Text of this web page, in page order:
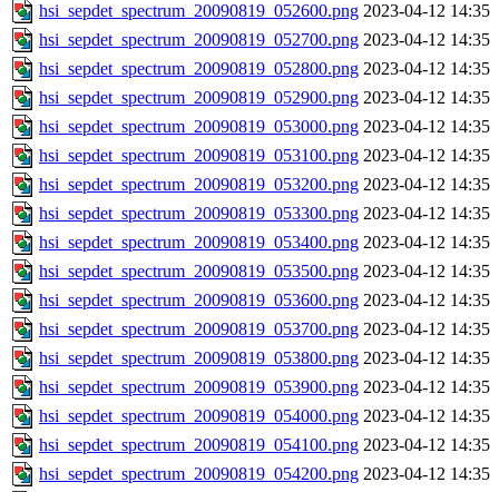
hsi_sepdet_spectrum_20090819_052600.png 2023-04-12 14:35
hsi_sepdet_spectrum_20090819_052700.png 2023-04-12 14:35
hsi_sepdet_spectrum_20090819_052800.png 2023-04-12 14:35
hsi_sepdet_spectrum_20090819_052900.png 2023-04-12 14:35
hsi_sepdet_spectrum_20090819_053000.png 2023-04-12 14:35
hsi_sepdet_spectrum_20090819_053100.png 2023-04-12 14:35
hsi_sepdet_spectrum_20090819_053200.png 2023-04-12 14:35
hsi_sepdet_spectrum_20090819_053300.png 2023-04-12 14:35
hsi_sepdet_spectrum_20090819_053400.png 2023-04-12 14:35
hsi_sepdet_spectrum_20090819_053500.png 2023-04-12 14:35
hsi_sepdet_spectrum_20090819_053600.png 2023-04-12 14:35
hsi_sepdet_spectrum_20090819_053700.png 2023-04-12 14:35
hsi_sepdet_spectrum_20090819_053800.png 2023-04-12 14:35
hsi_sepdet_spectrum_20090819_053900.png 2023-04-12 14:35
hsi_sepdet_spectrum_20090819_054000.png 2023-04-12 14:35
hsi_sepdet_spectrum_20090819_054100.png 2023-04-12 14:35
hsi_sepdet_spectrum_20090819_054200.png 2023-04-12 14:35